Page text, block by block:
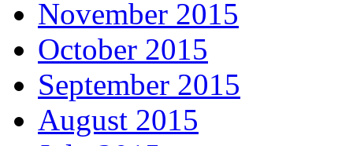
November 2015
October 2015
September 2015
August 2015